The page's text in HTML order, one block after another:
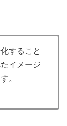
すること
イメージ
。